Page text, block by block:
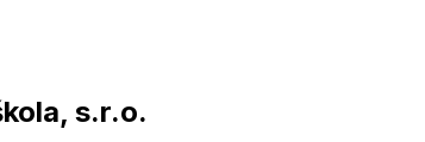
s.r.o.